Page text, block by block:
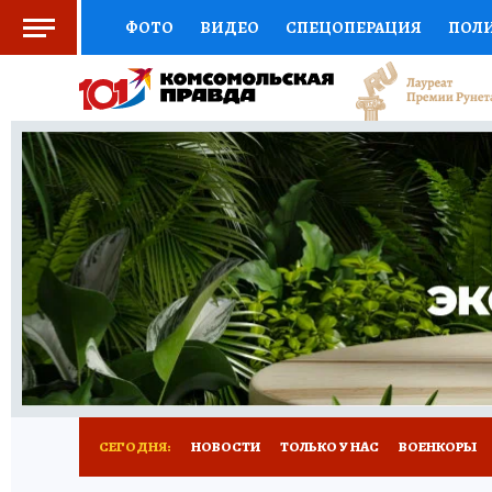
ФОТО ВИДЕО СПЕЦОПЕРАЦИЯ
СОЦПОДДЕРЖКА НАУКА СПЕЦПРОЕКТЫ
НАЦИОНАЛЬНЫЕ ПРОЕКТЫ РОССИИ
ЖЕНСКИЕ СЕКРЕТЫ ПУТЕВОДИТЕЛЬ
ДЕФИЦИТ ЖЕЛЕЗА ПРЕСС-ЦЕНТР
РЕКЛАМА ТЕСТЫ НОВОЕ НА САЙТЕ
СЕГОДНЯ: НОВОСТИ ТОЛЬКО У НАС ВОЕНКОРЫ